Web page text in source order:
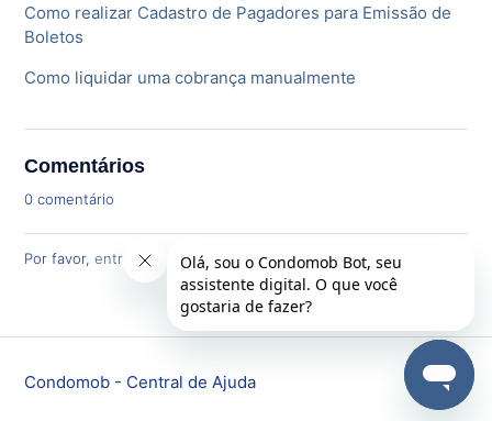
Como realizar Cadastro de Pagadores para Emissão de
Boletos
Como liquidar uma cobrança manualmente
Comentários
0 comentário
Por favor,entre para comentar.
Condomob - Central de Ajuda